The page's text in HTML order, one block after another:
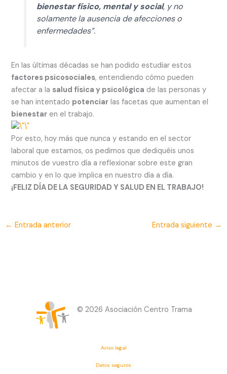
bienestar físico, mental y social, y no
solamente la ausencia de afecciones o
enfermedades”.
En las últimas décadas se han podido estudiar estos
factores psicosociales, entendiendo cómo pueden
afectar a la salud física y psicológica de las personas y
se han intentado potenciar las facetas que aumentan el
bienestar en el trabajo.
Por esto, hoy más que nunca y estando en el sector
laboral que estamos, os pedimos que dediquéis unos
minutos de vuestro día a reflexionar sobre este gran
cambio y en lo que implica en nuestro día a día.
¡FELIZ DÍA DE LA SEGURIDAD Y SALUD EN EL TRABAJO!
← Entrada anterior Entrada siguiente →
© 2026 Asociación Centro Trama
Aviso legal
Datos seguros